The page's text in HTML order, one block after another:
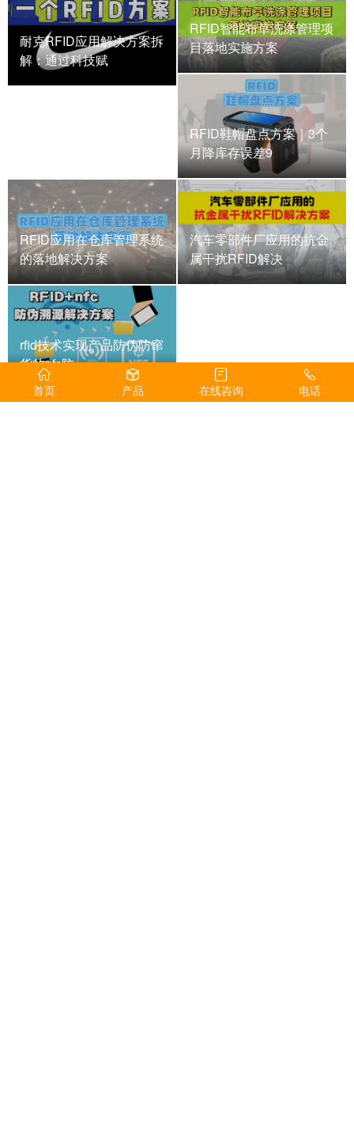
耐克RFID应用解决方案拆
解：通过科技赋
RFID智能布草洗涤管理项
目落地实施方案
RFID鞋帽盘点方案｜3个
月降库存误差9
RFID应用在仓库管理系统
的落地解决方案
汽车零部件厂应用的抗金
属干扰RFID解决
rfid技术实现产品防伪防窜
货的nfc防
首页 产品 在线咨询 电话